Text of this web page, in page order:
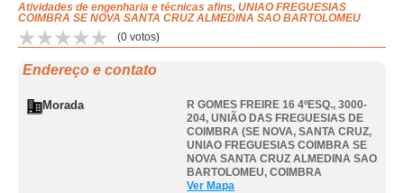
Atividades de engenharia e técnicas afins, UNIAO FREGUESIAS
COIMBRA SE NOVA SANTA CRUZ ALMEDINA SAO BARTOLOMEU
(0 votos)
Endereço e contato
Morada
R GOMES FREIRE 16 4ºESQ., 3000-
204, UNIÃO DAS FREGUESIAS DE
COIMBRA (SE NOVA, SANTA CRUZ,
UNIAO FREGUESIAS COIMBRA SE
NOVA SANTA CRUZ ALMEDINA SAO
BARTOLOMEU, COIMBRA
Ver Mapa